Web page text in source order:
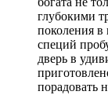
глубокими
поколения в
специй
дверь в
порадовать